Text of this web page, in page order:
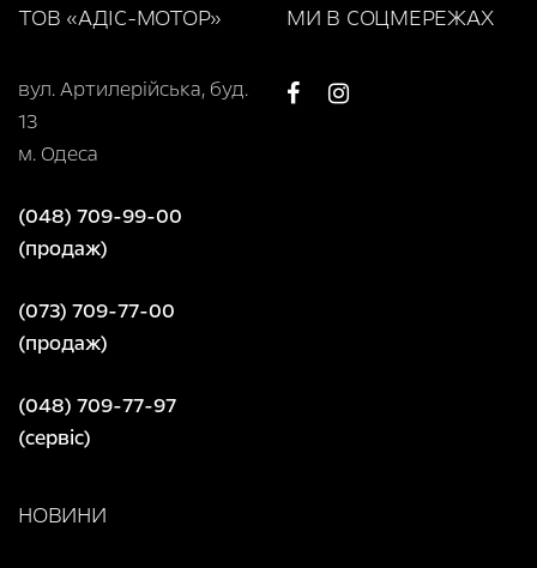
ТОВ «АДІС-МОТОР»
вул. Артилерійська, буд.
13
м. Одеса
(048) 709-99-00
(продаж)
(073) 709-77-00
(продаж)
(048) 709-77-97
(сервіс)
МИ В СОЦМЕРЕЖАХ
НОВИНИ